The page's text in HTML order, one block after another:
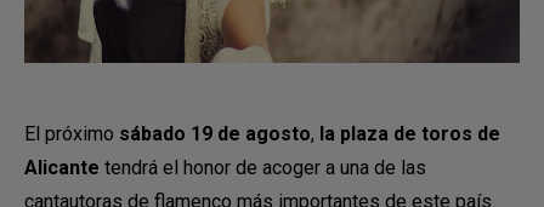
El próximo sábado 19 de agosto, la plaza de toros de
Alicante tendrá el honor de acoger a una de las
cantautoras de flamenco más importantes de este país.